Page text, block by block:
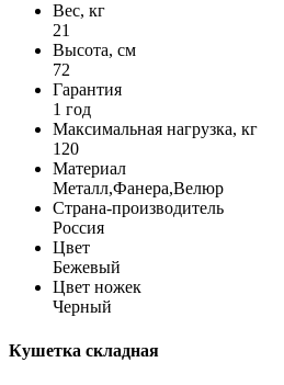
Вес, кг
21
Высота, см
72
Гарантия
1 год
Максимальная нагрузка, кг
120
Материал
Металл,Фанера,Велюр
Страна-производитель
Россия
Цвет
Бежевый
Цвет ножек
Черный
Кушетка складная